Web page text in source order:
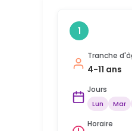
1
Tranche
4-11 ans
Jours
Lun Mar
Horaire